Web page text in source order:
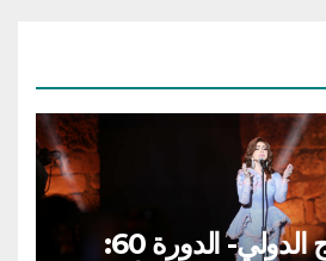
مهرجان قرطاج الدولي- الدورة 60: